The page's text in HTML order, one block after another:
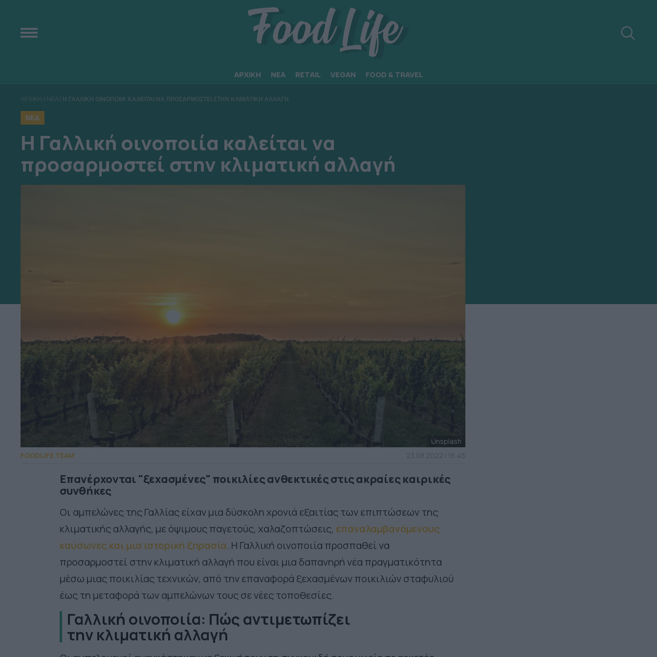
ΑΡΧΙΚΗ ΝΕΑ RETAIL VEGAN FOOD & TRAVEL
ΑΡΧΙΚΗ / ΝΕΑ/ H ΓΑΛΛΙΚΗ ΟΙΝΟΠΟΙΙΑ ΚΑΛΕΙΤΑΙ ΝΑ ΠΡΟΣΑΡΜΟΣΤΕΙ ΣΤΗΝ ΚΛΙΜΑΤΙΚΗ ΑΛΛΑΓΗ
ΝΕΑ
H Γαλλική οινοποιία καλείται να
προσαρμοστεί στην κλιματική αλλαγή
Unsplash
FOODLIFE TEAM
23.08.2022 | 16:45
Επανέρχονται "ξεχασμένες" ποικιλίες ανθεκτικές στις ακραίες καιρικές
συνθήκες
Οι αμπελώνες της Γαλλίας είχαν μια δύσκολη χρονιά εξαιτίας των επιπτώσεων της
κλιματικής αλλαγής, με όψιμους παγετούς, χαλαζοπτώσεις, επαναλαμβανόμενους
καύσωνες και μια ιστορική ξηρασία. Η Γαλλική οινοποιία προσπαθεί να
προσαρμοστεί στην κλιματική αλλαγή που είναι μια δαπανηρή νέα πραγματικότητα
μέσω μιας ποικιλίας τεχνικών, από την επαναφορά ξεχασμένων ποικιλιών σταφυλιού
έως τη μεταφορά των αμπελώνων τους σε νέες τοποθεσίες.
Γαλλική οινοποιία: Πώς αντιμετωπίζει
την κλιματική αλλαγή